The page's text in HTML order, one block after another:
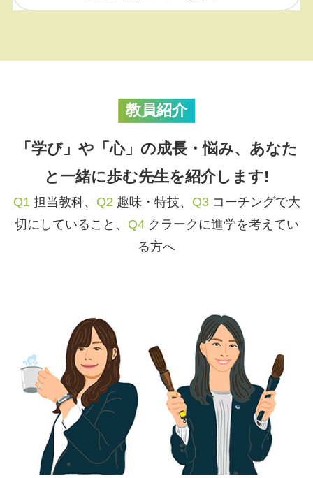
教員紹介
「学び」や「心」の成長・悩み、あなた
と一緒に歩む先生を紹介します!
Q1 担当教科、 Q2 趣味・特技、 Q3コーチングで大
切にしていること、 Q4クラークに進学を考えてい
る方へ